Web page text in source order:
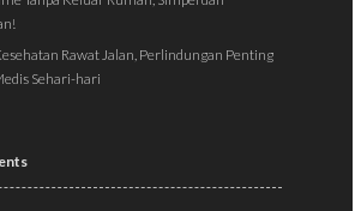
Rawat Jalan, Perlindungan Penting
Sehari-hari